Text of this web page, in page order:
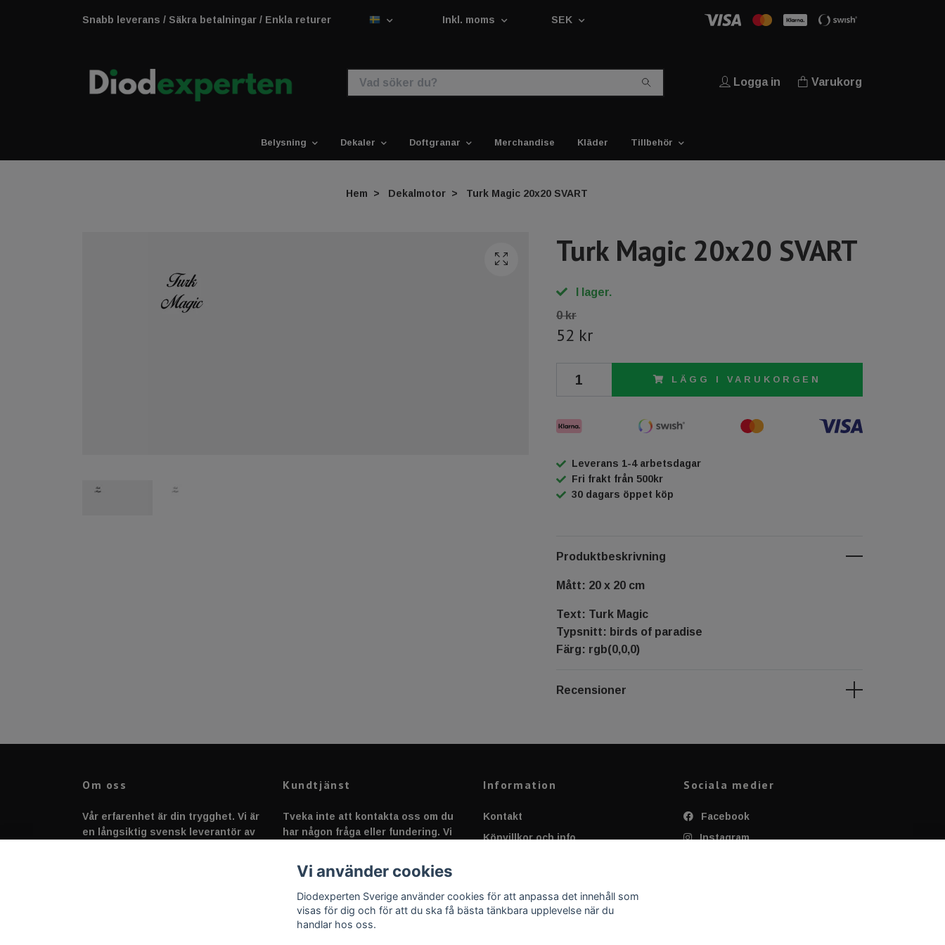
Snabb leverans / Säkra betalningar / Enkla returer Inkl. moms SEK
Logga in Varukorg
Belysning Dekaler Doftgranar Merchandise Kläder Tillbehör
Hem Dekalmotor Turk Magic 20x20 SVART
Turk Magic 20x20 SVART
I lager.
0 kr
52 kr
LÄGG I VARUKORGEN
Leverans 1-4 arbetsdagar
Fri frakt från 500kr
30 dagars öppet köp
Produktbeskrivning
Mått: 20 x 20 cm
Text: Turk Magic
Typsnitt: birds of paradise
Färg: rgb(0,0,0)
Recensioner
Om oss
Vår erfarenhet är din trygghet. Vi är
en långsiktig svensk leverantör av
Kundtjänst
Tveka inte att kontakta oss om du
har någon fråga eller fundering. Vi
Information
Kontakt
Köpvillkor och info
Applicering av Dekal
Sociala medier
Facebook
Instagram
Vi använder cookies
Diodexperten Sverige använder cookies för att anpassa det innehåll som
visas för dig och för att du ska få bästa tänkbara upplevelse när du
handlar hos oss.